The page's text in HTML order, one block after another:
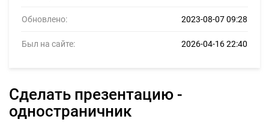
Обновлено: 2023-08-07 09:28
Был на сайте: 2026-04-16 22:40
Сделать презентацию -
одностраничник